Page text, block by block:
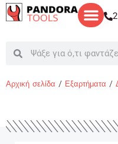
Μετάβαση
στο
SearchSearch
Αρχική σελίδα / Εξαρτήματα /